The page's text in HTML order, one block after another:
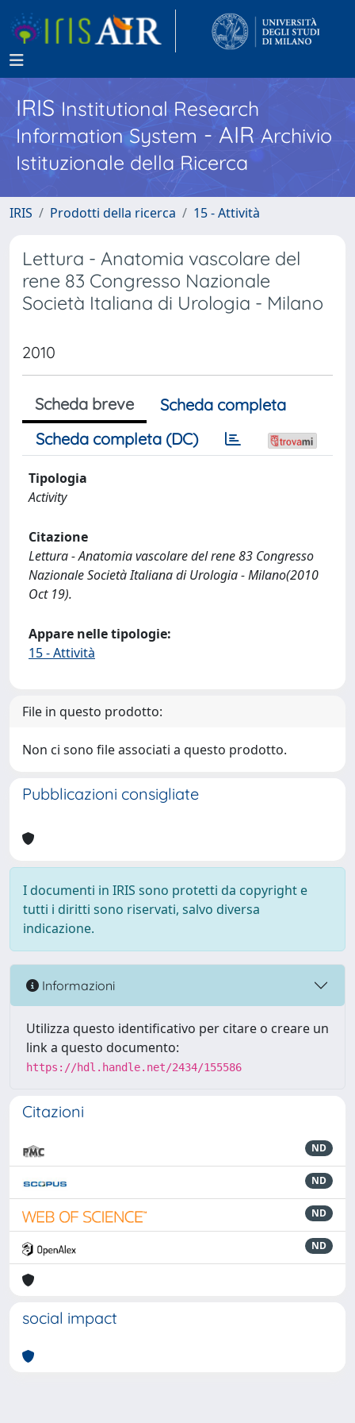
IRISInstitutional Research
Information System - AIR Archivio
Istituzionale della Ricerca
IRIS Prodotti della ricerca 15 - Attività
Lettura - Anatomia vascolare del
rene 83 Congresso Nazionale
Società Italiana di Urologia - Milano
2010
Scheda breve
Scheda completa
Scheda completa (DC)
Tipologia
Activity
Citazione
Lettura - Anatomia vascolare del rene 83 Congresso
Nazionale Società Italiana di Urologia - Milano(2010
Oct 19).
Appare nelle tipologie:
15 - Attività
File in questo prodotto:
Non ci sono file associati a questo prodotto.
Pubblicazioni consigliate
I documenti in IRIS sono protetti da copyright e
tutti i diritti sono riservati, salvo diversa
indicazione.
Informazioni
Utilizza questo identificativo per citare o creare un
link a questo documento:
https://hdl.handle.net/2434/155586
Citazioni
ND
ND
ND
ND
social impact